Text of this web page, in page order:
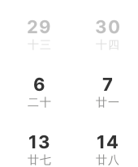
29 30
十四
6
二十
7
廿一
13
廿七
14
廿八